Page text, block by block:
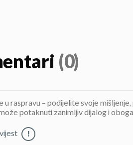
(0)
u raspravu – podijelite svoje
potaknuti zanimljiv dijalog i
!